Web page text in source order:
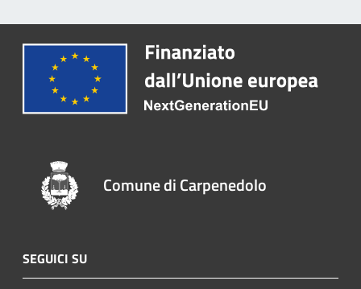
Comune di Carpenedolo
SEGUICI SU